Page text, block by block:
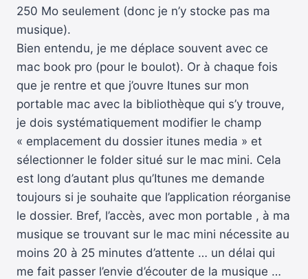
250 Mo seulement (donc je n’y stocke pas ma
musique).
Bien entendu, je me déplace souvent avec ce
mac book pro (pour le boulot). Or à chaque fois
que je rentre et que j’ouvre Itunes sur mon
portable mac avec la bibliothèque qui s’y trouve,
je dois systématiquement modifier le champ
« emplacement du dossier itunes media » et
sélectionner le folder situé sur le mac mini. Cela
est long d’autant plus qu’Itunes me demande
toujours si je souhaite que l’application réorganise
le dossier. Bref, l’accès, avec mon portable , à ma
musique se trouvant sur le mac mini nécessite au
moins 20 à 25 minutes d’attente … un délai qui
me fait passer l’envie d’écouter de la musique …